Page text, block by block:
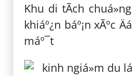
Khu di tÃ­ch chuá»ng
khiáº¿n báº¡n xÃºc
máº¯t